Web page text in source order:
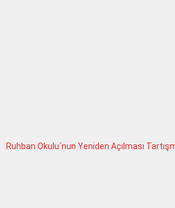
Ruhban Okulu´nun Yeniden Açılması